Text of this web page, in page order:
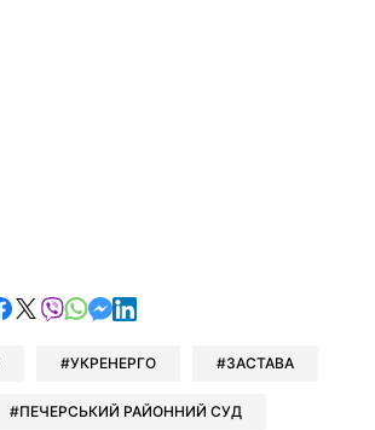
у Telegram
поділитись у Facebook
поділитись у X
відправити у Viber
відправити у Whatsapp
відправити у Messenger
відправити у LinkedIn
УКРЕНЕРГО ЗАСТАВА
ПЕЧЕРСЬКИЙ РАЙОННИЙ СУД